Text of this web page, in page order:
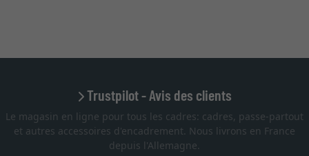
Trustpilot - Avis des clients
Le magasin en ligne pour tous les cadres: cadres, passe-partout
et autres accessoires d'encadrement. Nous livrons en France
depuis l'Allemagne.